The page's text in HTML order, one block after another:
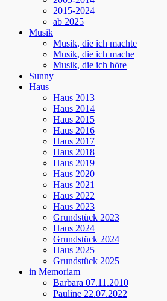
2015-2024
ab 2025
Musik
Musik, die ich machte
Musik, die ich mache
Musik, die ich höre
Sunny
Haus
Haus 2013
Haus 2014
Haus 2015
Haus 2016
Haus 2017
Haus 2018
Haus 2019
Haus 2020
Haus 2021
Haus 2022
Haus 2023
Grundstück 2023
Haus 2024
Grundstück 2024
Haus 2025
Grundstück 2025
in Memoriam
Barbara 07.11.2010
Pauline 22.07.2022